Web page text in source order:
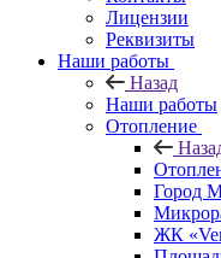
Лицензии
Реквизиты
Наши работы
Назад
Наши работы
Отопление
Город
ЖК